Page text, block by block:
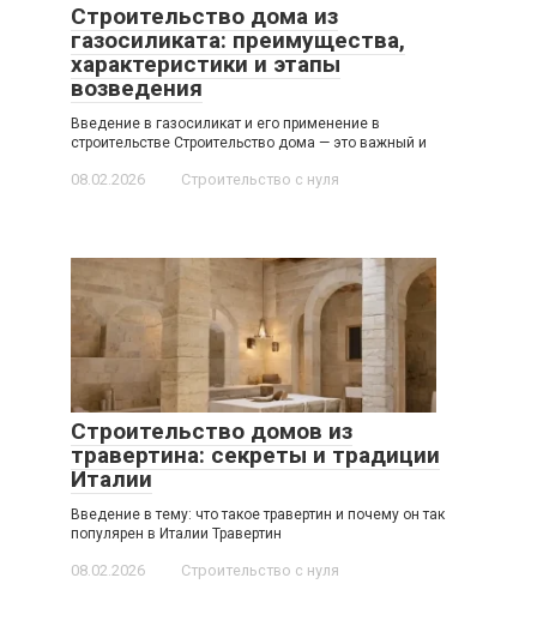
Строительство дома из
газосиликата: преимущества,
характеристики и этапы
возведения
Введение в газосиликат и его применение в
строительстве Строительство дома — это важный и
08.02.2026 Строительство с нуля
Строительство домов из
травертина: секреты и традиции
Италии
Введение в тему: что такое травертин и почему он так
популярен в Италии Травертин
08.02.2026 Строительство с нуля